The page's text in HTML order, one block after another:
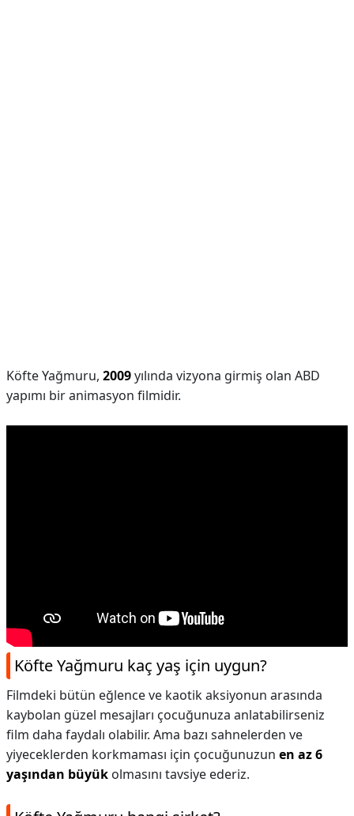
Köfte Yağmuru, 2009yılında vizyona girmiş olan ABD
yapımı bir animasyon filmidir.
Köfte Yağmuru kaç yaş için uygun?
Filmdeki bütün eğlence ve kaotik aksiyonun arasında
kaybolan güzel mesajları çocuğunuza anlatabilirseniz
film daha faydalı olabilir. Ama bazı sahnelerden ve
yiyeceklerden korkmaması için çocuğunuzun en az 6
yaşından büyük olmasını tavsiye ederiz.